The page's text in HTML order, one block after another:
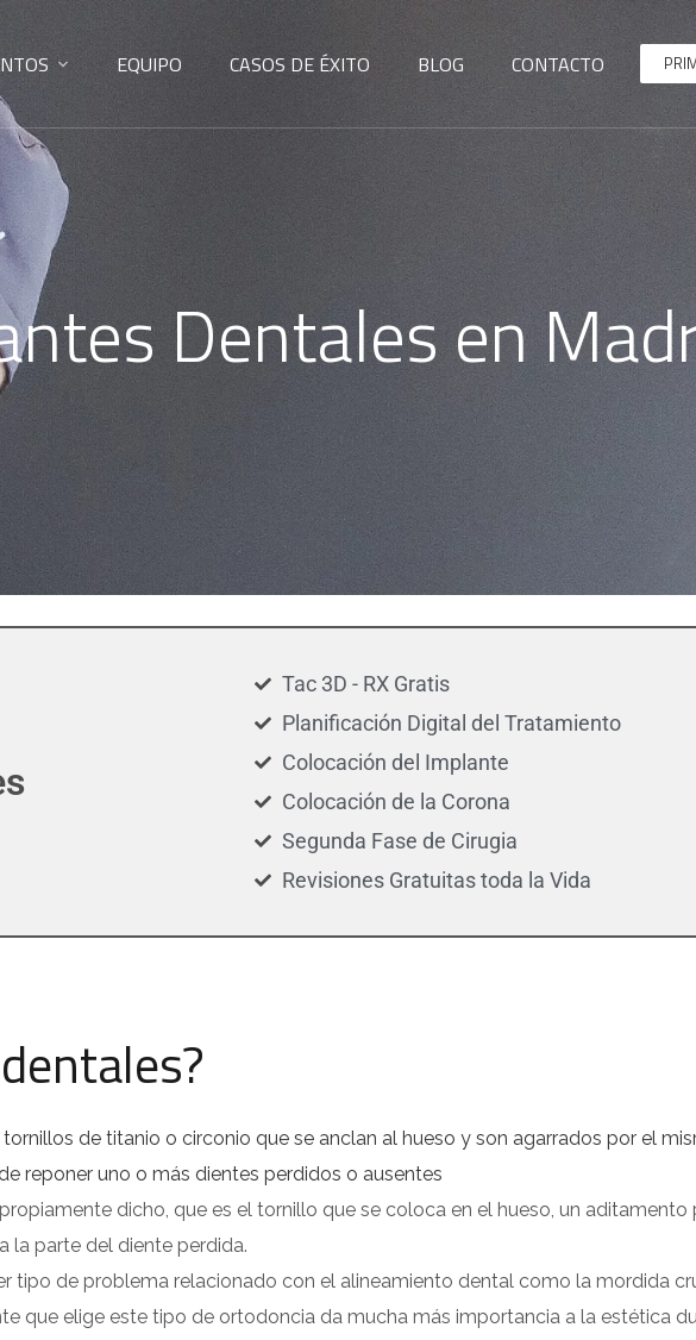
EQUIPO CASOS DE ÉXITO BLOG CONTACTO
Dentales en
Tac 3D - RX Gratis
Planificación Digital del Tratamiento
Colocación del Implante
Colocación de la Corona
Segunda Fase de Cirugia
Revisiones Gratuitas toda la Vida
de titanio o circonio que se anclan al hueso y son agarrados por el
reponer uno o más dientes perdidos o ausentes
dicho, que es el tornillo que se coloca en el hueso, un
la parte del diente perdida.
tipo de problema relacionado con el alineamiento dental como la mordida
que elige este tipo de ortodoncia da mucha más importancia a la estética